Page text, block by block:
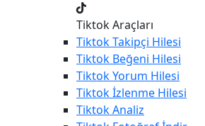
Tiktok Araçları
TiktokTakipçi Hilesi
Tiktok Beğeni Hilesi
TiktokYorum Hilesi
Tiktokİzlenme Hilesi
TiktokAnaliz